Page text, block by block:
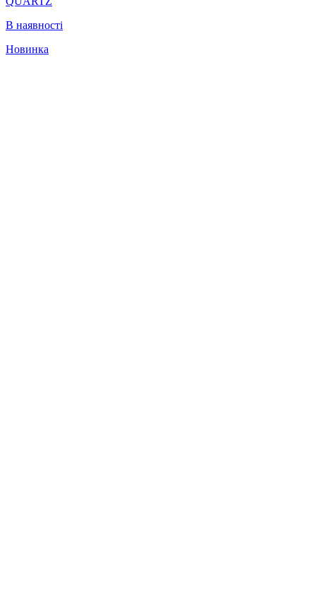
В наявності
Новинка